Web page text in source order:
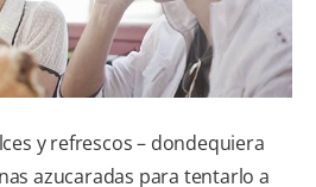
SUSCRÍBASE
y refrescos – dondequiera
azucaradas para tentarlo a